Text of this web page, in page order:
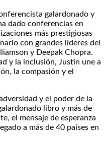
galardonado y
dado conferencias en
más prestigiosas
con grandes líderes del
y Deepak Chopra.
y la inclusión, Justin une a
la compasión y el
y el poder de la
libro y más de
el mensaje de esperanza
a más de 40 países en